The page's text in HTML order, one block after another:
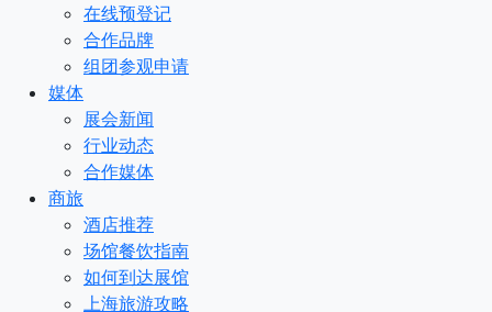
在线预登记
合作品牌
组团参观申请
媒体
展会新闻
行业动态
合作媒体
商旅
酒店推荐
场馆餐饮指南
如何到达展馆
上海旅游攻略